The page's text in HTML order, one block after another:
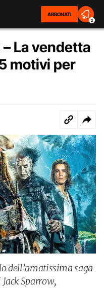
ABBONATI
2
La vendetta
motivi per
dell’amatissima saga
Sparrow,